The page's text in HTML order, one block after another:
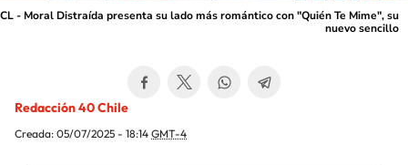
CL - Moral Distraída presenta su lado más romántico con "Quién Te Mime", su
nuevo sencillo
Redacción 40 Chile
Creada: 05/07/2025 - 18:14 GMT-4